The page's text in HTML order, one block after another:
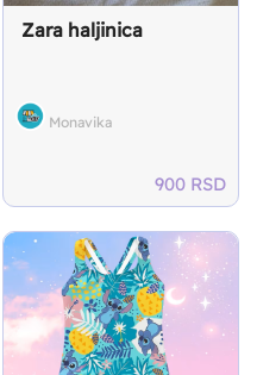
Zara haljinica
Monavika
900 RSD